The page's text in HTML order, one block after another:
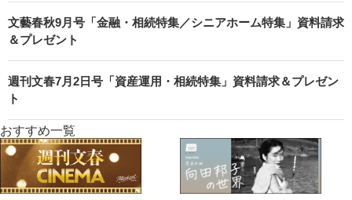
文藝春秋9月号「金融・相続特集／シニアホーム特集」資料請求
＆プレゼント
週刊文春7月2日号「資産運用・相続特集」資料請求＆プレゼン
ト
おすすめ一覧